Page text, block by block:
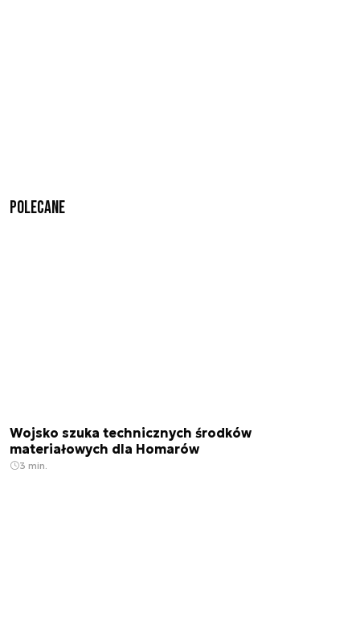
Polecane
Wojsko szuka technicznych środków
materiałowych dla Homarów
3 min.